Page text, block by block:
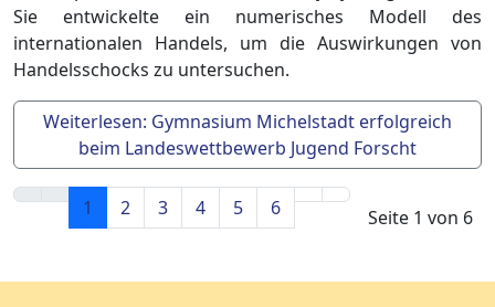
Sie entwickelte ein numerisches Modell des
internationalen Handels, um die Auswirkungen von
Handelsschocks zu untersuchen.
Weiterlesen: Gymnasium Michelstadt erfolgreich
beim Landeswettbewerb Jugend Forscht
Seite 1 von 6
1 2 3 4 5 6